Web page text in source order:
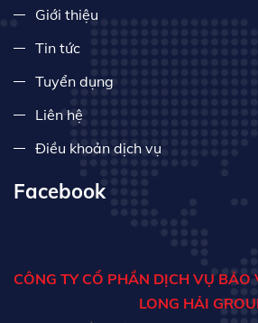
Giới thiệu
Tin tức
Tuyển dụng
Liên hệ
Điều khoản dịch vụ
Facebook
CÔNG TY CỔ PHẦN DỊCH VỤ
LONG HẢI